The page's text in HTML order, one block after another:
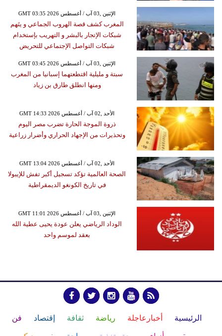
GMT 03:35 2026 الإثنين ,03 آب / أغسطس
المغرب كشف قصة الهروب الجماعي و يتَهم
شبكات الإتجار بالبشر و التهريب بإستخدام
شبكات التواصل الإجتماعي للتحريض
GMT 03:45 2026 الإثنين ,03 آب / أغسطس
سبتة و مليلية اقتطعتهما إسبانيا من المغرب
ومنها انطلق طارق بن زياد
GMT 14:33 2026 الأحد ,02 آب / أغسطس
ذروة الموجة الحارة تضرب مصر اليوم
وتحذيرات من الإجهاد الحراري وأضرار زراعية
GMT 13:04 2026 الأحد ,02 آب / أغسطس
الصحة العالمية تؤكد تسجيل أكبر تفش للإيبولا
في تاريخ الكونغو الديمقراطية
GMT 11:01 2026 الإثنين ,03 آب / أغسطس
الوداد الرياضي يعلن عودة يحيى عطية الله
بعقد لموسم واحد
الرئيسية أخبارعاجلة رياضة ثقافة إقتصاد فن